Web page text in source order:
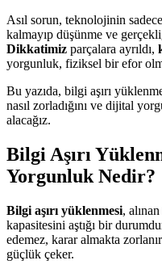
Asıl sorun, teknolojinin
kalmayıp düşünme ve
Dikkatimiz parçalara ayrıldı,
yorgunluk, fiziksel bir efor
Bu yazıda, bilgi aşırı
nasıl zorladığını ve dijital
alacağız.
Bilgi Aşırı
Yorgunluk Nedir?
Bilgi aşırı yüklenmesi,
kapasitesini aştığı bir
edemez, karar almakta
güçlük çeker.